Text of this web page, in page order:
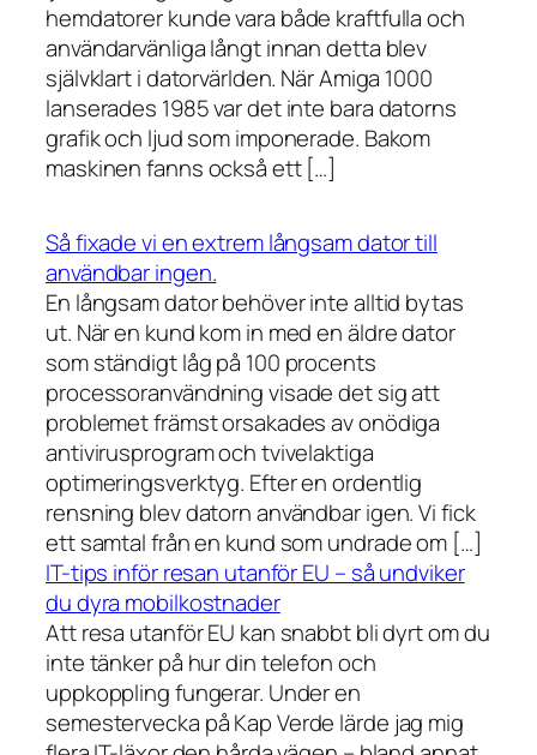
hemdatorer kunde vara både kraftfulla och
användarvänliga långt innan detta blev
självklart i datorvärlden. När Amiga 1000
lanserades 1985 var det inte bara datorns
grafik och ljud som imponerade. Bakom
maskinen fanns också ett […]
Så fixade vi en extrem långsam dator till
användbar ingen.
En långsam dator behöver inte alltid bytas
ut. När en kund kom in med en äldre dator
som ständigt låg på 100 procents
processoranvändning visade det sig att
problemet främst orsakades av onödiga
antivirusprogram och tvivelaktiga
optimeringsverktyg. Efter en ordentlig
rensning blev datorn användbar igen. Vi fick
ett samtal från en kund som undrade om […]
IT-tips inför resan utanför EU – så undviker
du dyra mobilkostnader
Att resa utanför EU kan snabbt bli dyrt om du
inte tänker på hur din telefon och
uppkoppling fungerar. Under en
semestervecka på Kap Verde lärde jag mig